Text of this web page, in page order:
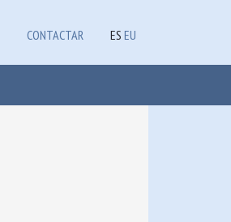
CONTACTAR ES EU